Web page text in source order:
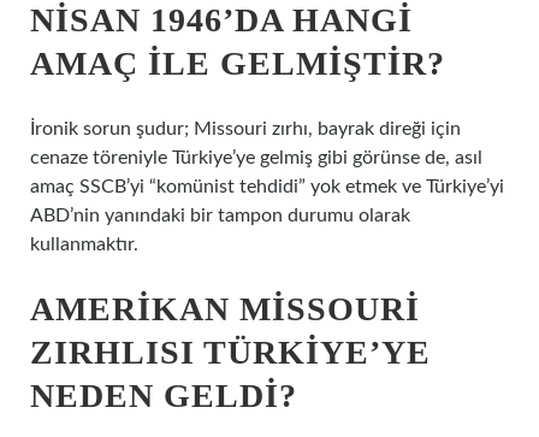
NISAN 1946’DA HANGI
AMAÇ ILE GELMIŞTIR?
İronik sorun şudur; Missouri zırhı, bayrak direği için
cenaze töreniyle Türkiye’ye gelmiş gibi görünse de, asıl
amaç SSCB’yi “komünist tehdidi” yok etmek ve Türkiye’yi
ABD’nin yanındaki bir tampon durumu olarak
kullanmaktır.
AMERIKAN MISSOURI
ZIRHLISI TÜRKIYE’YE
NEDEN GELDI?